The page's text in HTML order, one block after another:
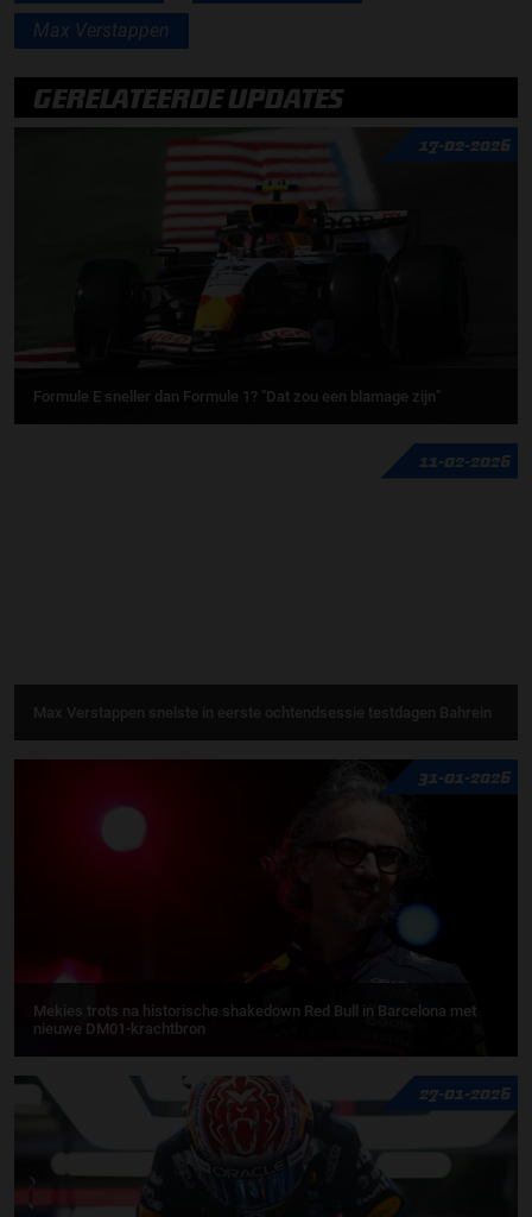
Max Verstappen
GERELATEERDE UPDATES
17-02-2026
Formule E sneller dan Formule 1? "Dat zou een blamage zijn"
11-02-2026
Max Verstappen snelste in eerste ochtendsessie testdagen Bahrein
31-01-2026
Mekies trots na historische shakedown Red Bull in Barcelona met
nieuwe DM01-krachtbron
27-01-2026